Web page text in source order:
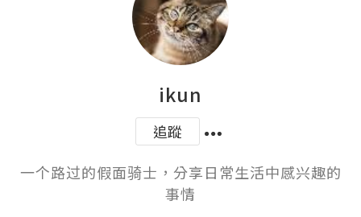
ikun
追蹤
一个路过的假面骑士，分享日常生活中感兴趣的
事情